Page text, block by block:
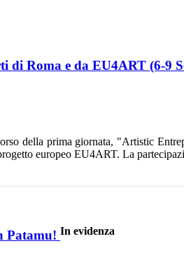
Roma e da EU4ART (6-9
della prima giornata, "Artistic
europeo EU4ART. La
Patamu! In evidenza